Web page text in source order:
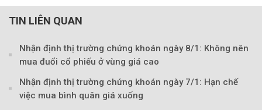
TIN LIÊN QUAN
Nhận định thị trường chứng khoán ngày 8/1: Không nên
mua đuổi cổ phiếu ở vùng giá cao
Nhận định thị trường chứng khoán ngày 7/1: Hạn chế
việc mua bình quân giá xuống